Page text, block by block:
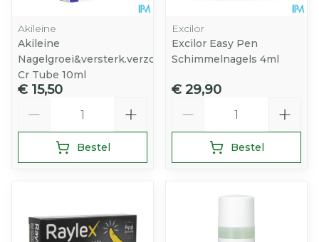
Akileine
Akileine
Nagelgroei&versterk.verzorg.
Cr Tube 10ml
€ 15,50
Bestel
Excilor
Excilor Easy Pen
Schimmelnagels 4ml
€ 29,90
Bestel